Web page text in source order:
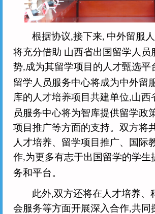
根据协议,接下来, 中外留服
将充分借助 山西省出国留学人员
势,成为其留学项目的人才甄选平
留学人员服务中心将成为中外留
库的人才培养项目共建单位,山西
员服务中心将为智库提供留学政
项目推广等方面的支持。双方将
人才培养、留学项目推广、国际
作,为更多有志于出国留学的学生
务和平台。
此外,双方还将在人才培养、
会服务等方面开展深入合作,共同